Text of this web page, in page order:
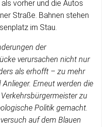
vorher und die Autos
Straße. Bahnen stehen
im Stau.
der
verursachen nicht nur
als erhofft – zu mehr
Erneut werden die
zu
Politik gemacht.
auf dem Blauen